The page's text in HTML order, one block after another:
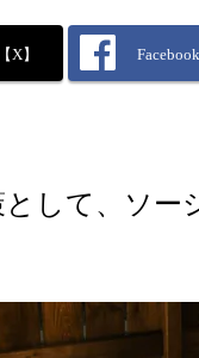
【X】 Facebook
して、ソー